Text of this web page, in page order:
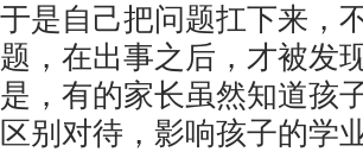
于是自己把问题扛下来，
题，在出事之后，才被发
是，有的家长虽然知道孩
区别对待，影响孩子的学